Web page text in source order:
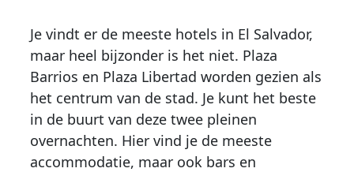
Je vindt er de meeste hotels in El Salvador,
maar heel bijzonder is het niet. Plaza
Barrios en Plaza Libertad worden gezien als
het centrum van de stad. Je kunt het beste
in de buurt van deze twee pleinen
overnachten. Hier vind je de meeste
accommodatie, maar ook bars en